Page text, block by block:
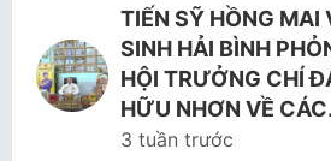
TIẾN SỸ HỒNG MAI
SINH HẢI BÌNH
HỘI TRƯỞNG CHÍ
HỮU NHƠN VỀ
3 tuần trước